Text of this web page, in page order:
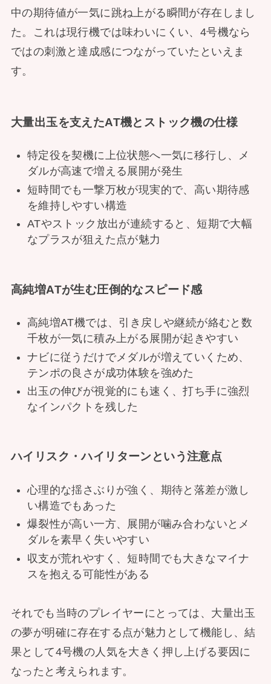
中の期待値が一気に跳ね上がる瞬間が存在しまし
た。これは現行機では味わいにくい、4号機なら
ではの刺激と達成感につながっていたといえま
す。
大量出玉を支えたAT機とストック機の仕様
特定役を契機に上位状態へ一気に移行し、メ
ダルが高速で増える展開が発生
短時間でも一撃万枚が現実的で、高い期待感
を維持しやすい構造
ATやストック放出が連続すると、短期で大幅
なプラスが狙えた点が魅力
高純増ATが生む圧倒的なスピード感
高純増AT機では、引き戻しや継続が絡むと数
千枚が一気に積み上がる展開が起きやすい
ナビに従うだけでメダルが増えていくため、
テンポの良さが成功体験を強めた
出玉の伸びが視覚的にも速く、打ち手に強烈
なインパクトを残した
ハイリスク・ハイリターンという注意点
心理的な揺さぶりが強く、期待と落差が激し
い構造でもあった
爆裂性が高い一方、展開が噛み合わないとメ
ダルを素早く失いやすい
収支が荒れやすく、短時間でも大きなマイナ
スを抱える可能性がある
それでも当時のプレイヤーにとっては、大量出玉
の夢が明確に存在する点が魅力として機能し、結
果として4号機の人気を大きく押し上げる要因に
なったと考えられます。